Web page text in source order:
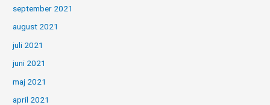
september 2021
august 2021
juli 2021
juni 2021
maj 2021
april 2021